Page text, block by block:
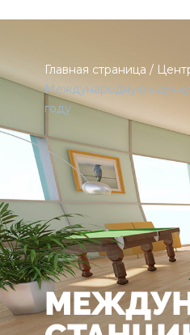
Главная страница /
Международную
году